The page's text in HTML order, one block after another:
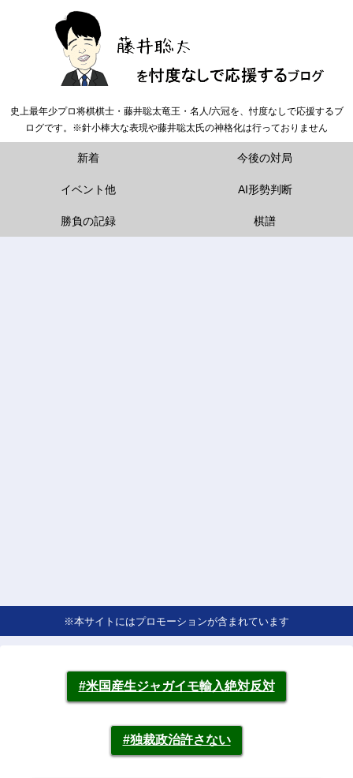
史上最年少プロ将棋棋士・藤井聡太竜王・名人/六冠を、忖度なしで応援するブ
ログです。※針小棒大な表現や藤井聡太氏の神格化は行っておりません
新着 今後の対局
イベント他 AI形勢判断
勝負の記録 棋譜
※本サイトにはプロモーションが含まれています
#米国産生ジャガイモ輸入絶対反対
#独裁政治許さない